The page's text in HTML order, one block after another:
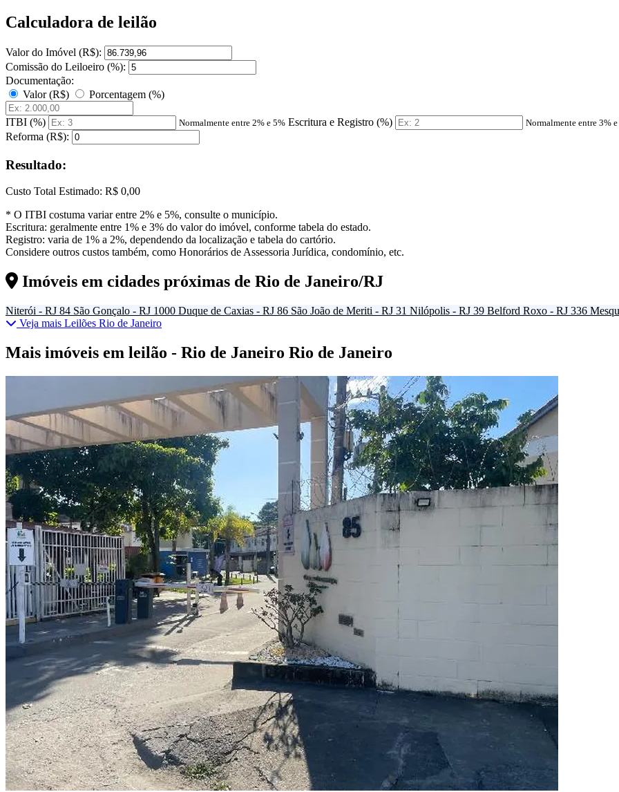
Calculadora de leilão
Valor do Imóvel (R$):
Comissão do Leiloeiro (%):
Documentação:
Valor (R$)
Porcentagem (%)
ITBI (%) Normalmente entre 2% e 5% Escritura e Registro (%) Normalmente entre 3%
Reforma (R$):
Resultado:
Custo Total Estimado: R$ 0,00
* O ITBI costuma variar entre 2% e 5%, consulte o município.
Escritura: geralmente entre 1% e 3% do valor do imóvel, conforme tabela do estado.
Registro: varia de 1% a 2%, dependendo da localização e tabela do cartório.
Considere outros custos também, como Honorários de Assessoria Jurídica, condomínio, etc.
Imóveis em cidades próximas de Rio de Janeiro/RJ
Niterói - RJ 84 São Gonçalo - RJ 1000 Duque de Caxias - RJ 86 São João de Meriti - RJ 31 Nilópolis - RJ 39 Belford Roxo - RJ 336
Veja mais Leilões Rio de Janeiro
Mais imóveis em leilão - Rio de Janeiro Rio de Janeiro